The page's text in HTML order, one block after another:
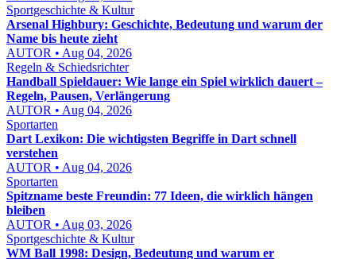
Sportgeschichte & Kultur
Arsenal Highbury: Geschichte, Bedeutung und warum der
Name bis heute zieht
AUTOR • Aug 04, 2026
Regeln & Schiedsrichter
Handball Spieldauer: Wie lange ein Spiel wirklich dauert –
Regeln, Pausen, Verlängerung
AUTOR • Aug 04, 2026
Sportarten
Dart Lexikon: Die wichtigsten Begriffe in Dart schnell
verstehen
AUTOR • Aug 04, 2026
Sportarten
Spitzname beste Freundin: 77 Ideen, die wirklich hängen
bleiben
AUTOR • Aug 03, 2026
Sportgeschichte & Kultur
WM Ball 1998: Design, Bedeutung und warum er